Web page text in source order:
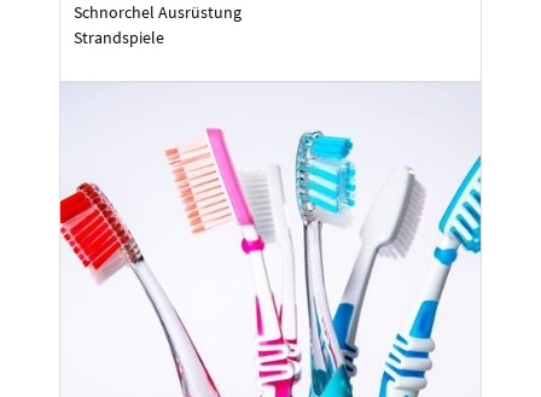
Schnorchel Ausrüstung
Strandspiele